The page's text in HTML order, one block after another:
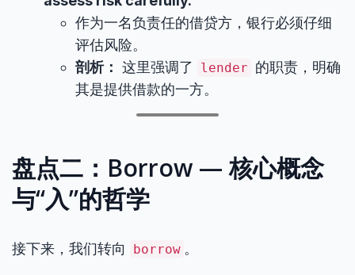
作为一名负责任的借贷方，银行必须仔细
评估风险。
剖析： 这里强调了 lender 的职责，明确
其是提供借款的一方。
盘点二：Borrow — 核心概念
与“入”的哲学
接下来，我们转向 borrow 。